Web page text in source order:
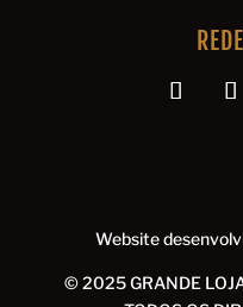
Website
© 2025 GRANDE